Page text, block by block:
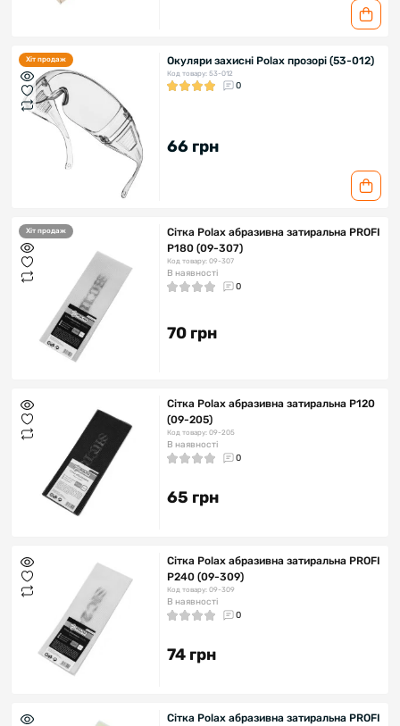
Хіт продаж Окуляри захисні Polax прозорі (53-012)
Код товару: 53-012
0
66 грн
Хіт продаж
Сітка Polax абразивна затиральна PROFI
Р180 (09-307)
Код товару: 09-307
В наявності
0
70 грн
Сітка Polax абразивна затиральна Р120
(09-205)
Код товару: 09-205
В наявності
0
65 грн
Сітка Polax абразивна затиральна PROFI
Р240 (09-309)
Код товару: 09-309
В наявності
0
74 грн
Сітка Polax абразивна затиральна PROFI